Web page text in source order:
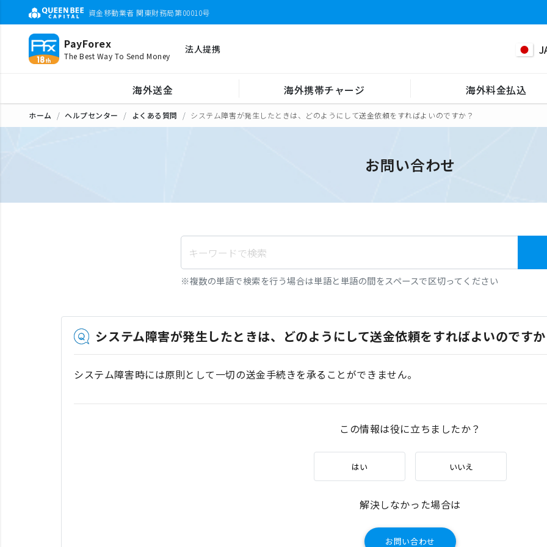
資金移動業者 関東財務局第00010号
PayForex
The Best Way To Send Money
法人提携
海外送金 海外携帯チャージ 海外料金払込
ホーム ヘルプセンター よくある質問 システム障害が発生したときは、どのようにして送金依頼をすればよいのですか？
お問い合わせ
※複数の単語で検索を行う場合は単語と単語の間をスペースで区切ってください
システム障害が発生したときは、どのようにして送金依頼をすればよいのです
システム障害時には原則として一切の送金手続きを承ることができません。
この情報は役に立ちましたか？
はい いいえ
解決しなかった場合は
お問い合わせ